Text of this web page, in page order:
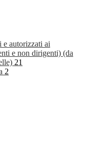
autorizzati ai
e non dirigenti) (da
21
2